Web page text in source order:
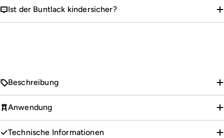
Ist der Buntlack kindersicher?
Beschreibung
Anwendung
Technische Informationen